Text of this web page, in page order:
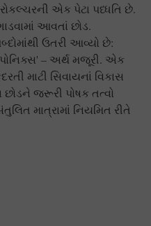
એક પેટા પધ્ધતિ છે.
આવતાં છોડ.
ઉતરી આવ્યો છે:
– અર્થ મજૂરી. એક
માટી સિવાયનાં વિકાસ
જરૂરી પોષક તત્વો
માત્રામાં નિયમિત રીતે